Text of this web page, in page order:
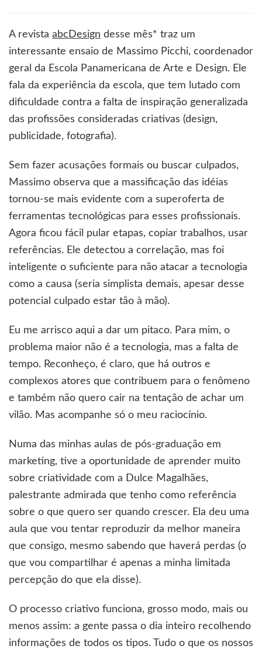
A revista abcDesign desse mês* traz um
interessante ensaio de Massimo Picchi, coordenador
geral da Escola Panamericana de Arte e Design. Ele
fala da experiência da escola, que tem lutado com
dificuldade contra a falta de inspiração generalizada
das profissões consideradas criativas (design,
publicidade, fotografia).
Sem fazer acusações formais ou buscar culpados,
Massimo observa que a massificação das idéias
tornou-se mais evidente com a superoferta de
ferramentas tecnológicas para esses profissionais.
Agora ficou fácil pular etapas, copiar trabalhos, usar
referências. Ele detectou a correlação, mas foi
inteligente o suficiente para não atacar a tecnologia
como a causa (seria simplista demais, apesar desse
potencial culpado estar tão à mão).
Eu me arrisco aqui a dar um pitaco. Para mim, o
problema maior não é a tecnologia, mas a falta de
tempo. Reconheço, é claro, que há outros e
complexos atores que contribuem para o fenômeno
e também não quero cair na tentação de achar um
vilão. Mas acompanhe só o meu raciocínio.
Numa das minhas aulas de pós-graduação em
marketing, tive a oportunidade de aprender muito
sobre criatividade com a Dulce Magalhães,
palestrante admirada que tenho como referência
sobre o que quero ser quando crescer. Ela deu uma
aula que vou tentar reproduzir da melhor maneira
que consigo, mesmo sabendo que haverá perdas (o
que vou compartilhar é apenas a minha limitada
percepção do que ela disse).
O processo criativo funciona, grosso modo, mais ou
menos assim: a gente passa o dia inteiro recolhendo
informações de todos os tipos. Tudo o que os nossos